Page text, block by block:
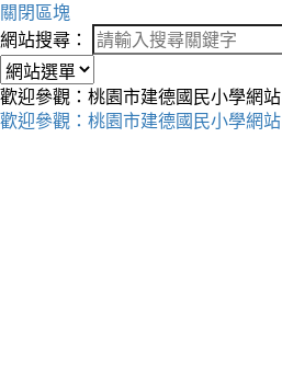
關閉區塊
網站搜尋：
歡迎參觀：桃園市建德國民小學網站
歡迎參觀：桃園市建德國民小學網站